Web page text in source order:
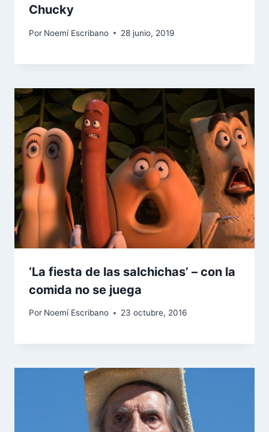
Chucky
Por Noemí Escribano 28 junio, 2019
‘La fiesta de las salchichas’ – con la
comida no se juega
Por Noemí Escribano 23 octubre, 2016